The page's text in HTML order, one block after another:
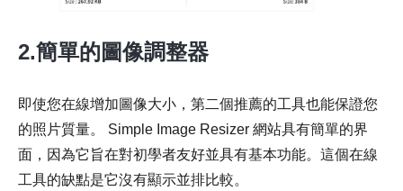
2.簡單的圖像調整器
即使您在線增加圖像大小，第二個推薦的工具也能保證您
的照片質量。 Simple Image Resizer 網站具有簡單的界
面，因為它旨在對初學者友好並具有基本功能。這個在線
工具的缺點是它沒有顯示並排比較。